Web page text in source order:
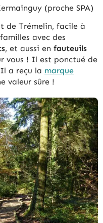
(proche SPA)
de Trémelin, facile à
avec des
, et aussi en fauteuils
vous ! Il est ponctué de
a reçu la marque
valeur sûre !